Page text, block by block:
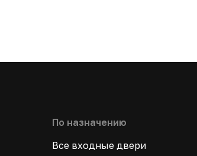
По назначению
Все входные двери